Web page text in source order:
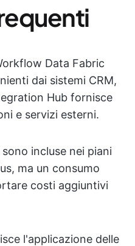
Data Fabric
dai sistemi CRM,
Hub fornisce
e servizi esterni.
incluse nei piani
ma un consumo
costi aggiuntivi
l'applicazione delle